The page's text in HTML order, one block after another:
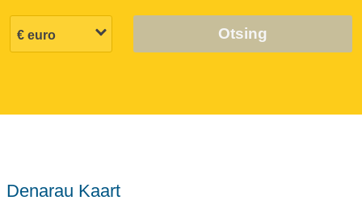
Otsing
Denarau Kaart